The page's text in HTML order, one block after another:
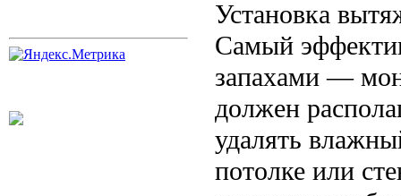
Установка
Самый
запахами —
должен
удалять
потолке или